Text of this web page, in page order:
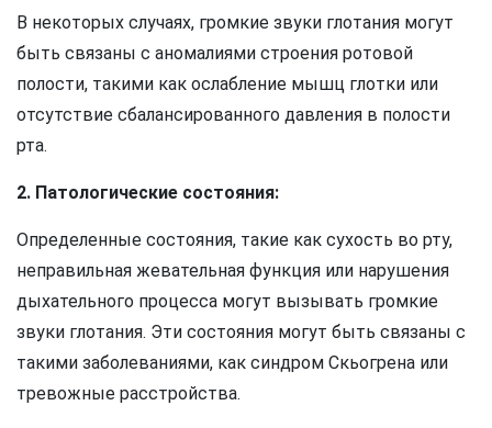
В некоторых случаях, громкие звуки глотания могут
быть связаны с аномалиями строения ротовой
полости, такими как ослабление мышц глотки или
отсутствие сбалансированного давления в полости
рта.
2. Патологические состояния:
Определенные состояния, такие как сухость во рту,
неправильная жевательная функция или нарушения
дыхательного процесса могут вызывать громкие
звуки глотания. Эти состояния могут быть связаны с
такими заболеваниями, как синдром Скьогрена или
тревожные расстройства.